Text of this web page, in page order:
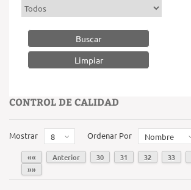
Buscar
CONTROL DE CALIDAD
Mostrar 8 Ordenar Por Nombre
«« Anterior 30 31 32 33
»»